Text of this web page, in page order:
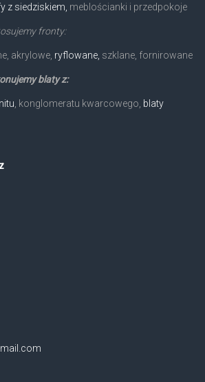
z siedziskiem, meblościanki i przedpokoje
fronty:
akrylowe, ryflowane, szklane, fornirowane
blaty z:
, konglomeratu kwarcowego, blaty